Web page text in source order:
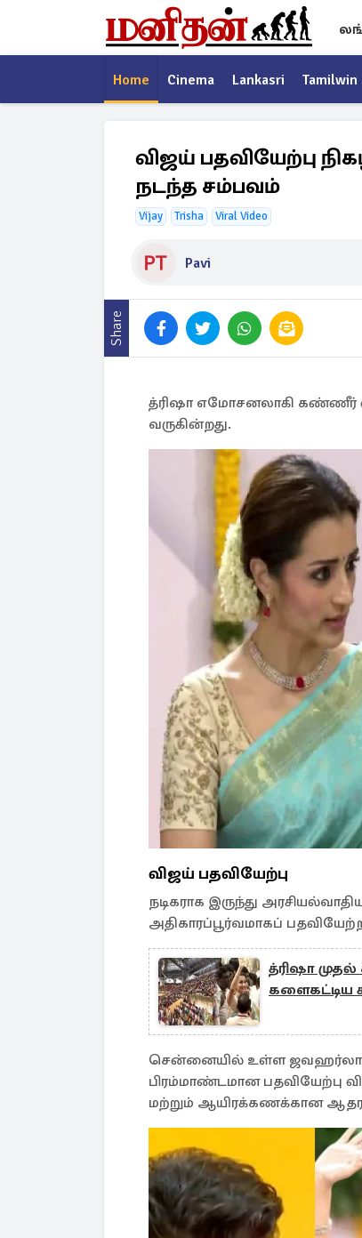
Home Cinema Lankasri Tamilwin
விஜய் பதவியேற்பு
நடந்த சம்பவம்
Vijay Trisha Viral Video
Pavi
Share
த்ரிஷா எமோசனலாகி கண்ணீர்
வருகின்றது.
விஜய் பதவியேற்பு
நடிகராக இருந்து
அதிகாரப்பூர்வமாகப்
த்ரிஷா
களைகட்டிய
சென்னையில் உள்ள
பிரம்மாண்டமான பதவியேற்பு
மற்றும் ஆயிரக்கணக்கான